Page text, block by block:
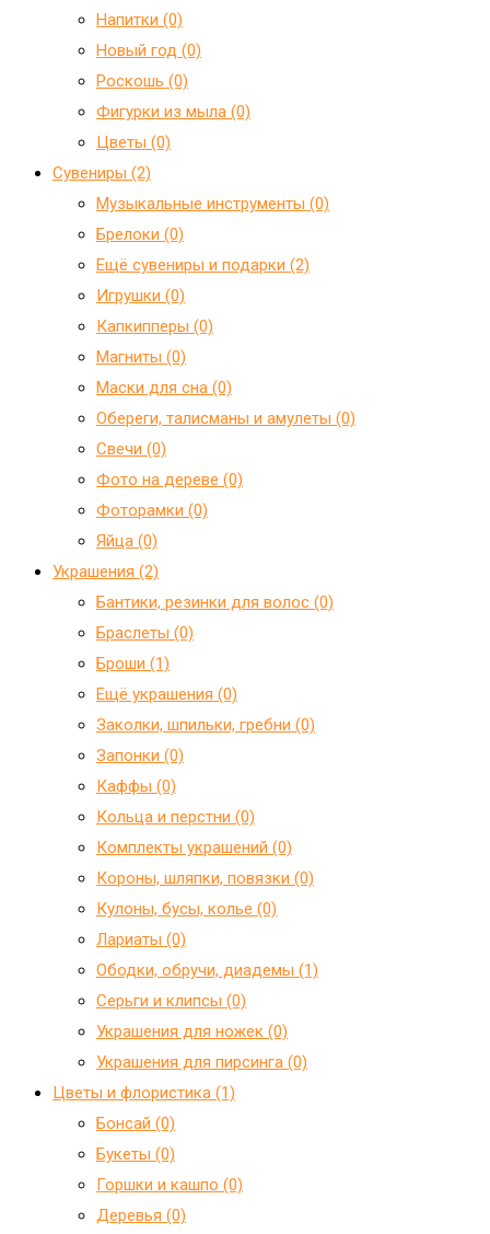
Напитки (0)
Новый год (0)
Роскошь (0)
Фигурки из мыла (0)
Цветы (0)
Сувениры (2)
Mузыкальные инструменты (0)
Брелоки (0)
Ещё сувениры и подарки (2)
Игрушки (0)
Капкипперы (0)
Магниты (0)
Маски для сна (0)
Обереги, талисманы и амулеты (0)
Свечи (0)
Фото на дереве (0)
Фоторамки (0)
Яйца (0)
Украшения (2)
Бантики, резинки для волос (0)
Браслеты (0)
Броши (1)
Ещё украшения (0)
Заколки, шпильки, гребни (0)
Запонки (0)
Каффы (0)
Кольца и перстни (0)
Комплекты украшений (0)
Короны, шляпки, повязки (0)
Кулоны, бусы, колье (0)
Лариаты (0)
Ободки, обручи, диадемы (1)
Серьги и клипсы (0)
Украшения для ножек (0)
Украшения для пирсинга (0)
Цветы и флористика (1)
Бонсай (0)
Букеты (0)
Горшки и кашпо (0)
Деревья (0)